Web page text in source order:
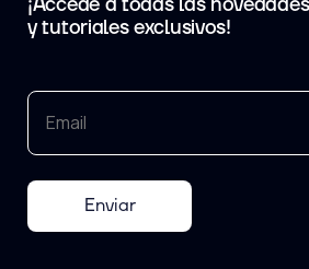
y tutoriales exclusivos!
Enviar